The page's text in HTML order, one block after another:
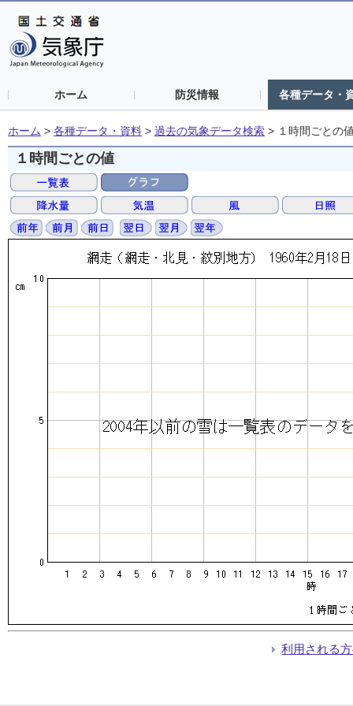
ホーム 防災情報 各種データ・
ホーム > 各種データ・資料 > 過去の気象データ検索 > １時間ごとの
１時間ごとの値
利用される